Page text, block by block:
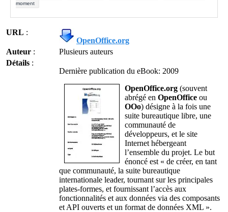
moment
URL :
OpenOffice.org
Auteur :
Plusieurs auteurs
Détails :
Dernière publication du eBook: 2009
OpenOffice.org (souvent
abrégé en OpenOffice ou
OOo) désigne à la fois une
suite bureautique libre, une
communauté de
développeurs, et le site
Internet hébergeant
l’ensemble du projet. Le but
énoncé est « de créer, en tant
que communauté, la suite bureautique
internationale leader, tournant sur les principales
plates-formes, et fournissant l’accès aux
fonctionnalités et aux données via des composants
et API ouverts et un format de données XML ».